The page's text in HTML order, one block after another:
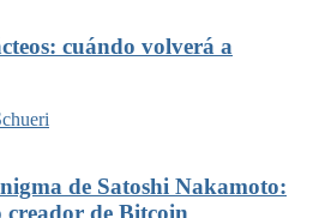
cuándo volverá a
de Satoshi Nakamoto:
creador de Bitcoin